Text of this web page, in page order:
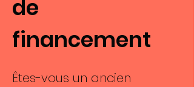
de
financement
Êtes-vous un ancien